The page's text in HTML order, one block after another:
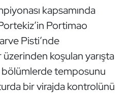
kapsamında
Portimao
Pisti’nde
koşulan yarışta
temposunu
bir virajda kontrolünü